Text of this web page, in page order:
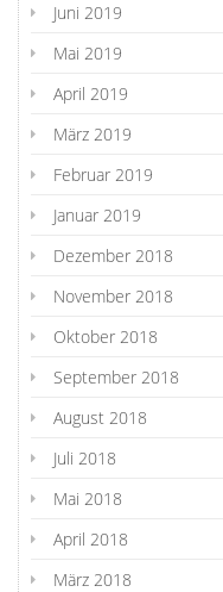
Juni 2019
Mai 2019
April 2019
März 2019
Februar 2019
Januar 2019
Dezember 2018
November 2018
Oktober 2018
September 2018
August 2018
Juli 2018
Mai 2018
April 2018
März 2018